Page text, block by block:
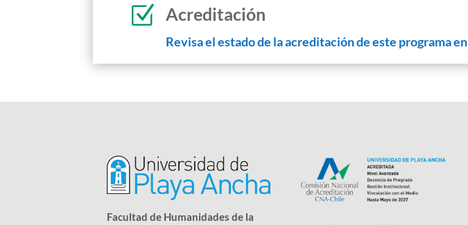
Z Acreditación
Revisa el estado de la acreditación de este programa en
Facultad de Humanidades de la